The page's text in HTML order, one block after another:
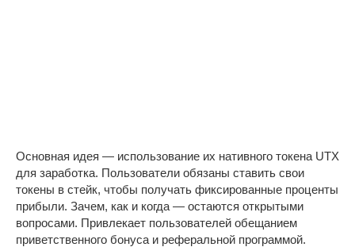
Основная идея — использование их нативного токена UTX
для заработка. Пользователи обязаны ставить свои
токены в стейк, чтобы получать фиксированные проценты
прибыли. Зачем, как и когда — остаются открытыми
вопросами. Привлекает пользователей обещанием
приветственного бонуса и реферальной программой.